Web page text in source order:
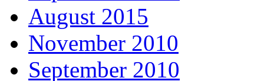
August 2015
November 2010
September 2010